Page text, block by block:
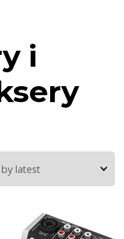
i